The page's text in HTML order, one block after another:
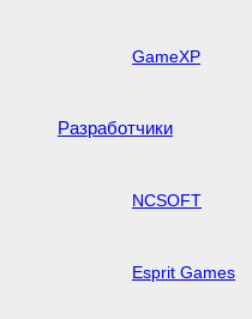
GameXP
Разработчики
NCSOFT
Esprit Games